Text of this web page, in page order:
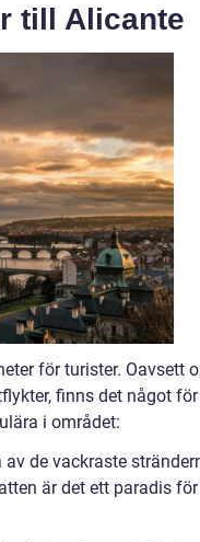
till Alicante
för turister. Oavsett
finns det något
i området:
de vackraste
är det ett paradis för